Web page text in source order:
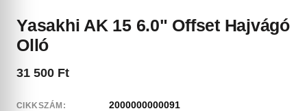
Yasakhi AK 15 6.0" Offset Hajvágó
Olló
31 500 Ft
CIKKSZÁM: 2000000000091